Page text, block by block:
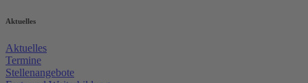
Aktuelles
Aktuelles
Termine
Stellenangebote